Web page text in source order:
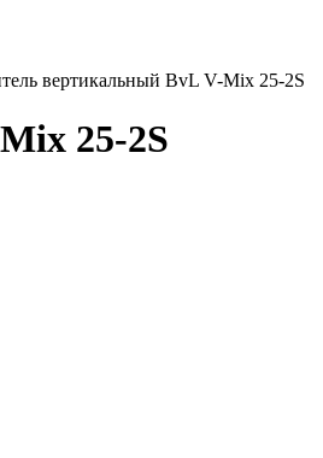
вертикальный BvL V-Mix 25-2S
25-2S